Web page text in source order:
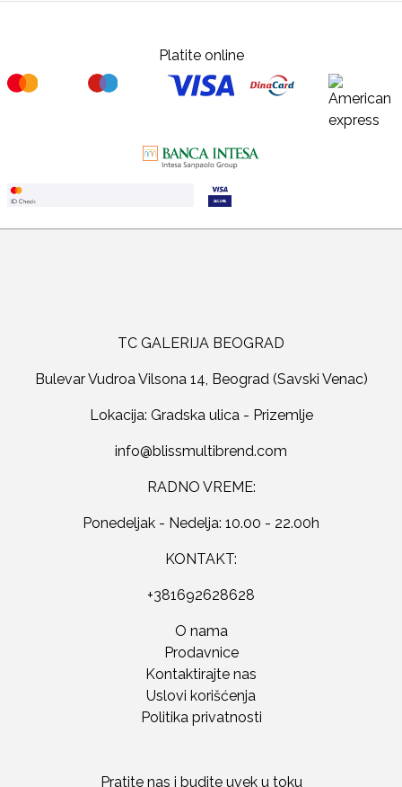
Platite online
TC GALERIJA BEOGRAD
Bulevar Vudroa Vilsona 14, Beograd (Savski Venac)
Lokacija: Gradska ulica - Prizemlje
RADNO VREME:
Ponedeljak - Nedelja: 10.00 - 22.00h
KONTAKT:
+381692628628
O nama
Prodavnice
Kontaktirajte nas
Uslovi korišćenja
Politika privatnosti
Pratite nas i budite uvek u toku